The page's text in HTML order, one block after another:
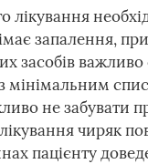
лікування
запалення,
засобів
мінімальним
не забувати
чиряк
пацієнту